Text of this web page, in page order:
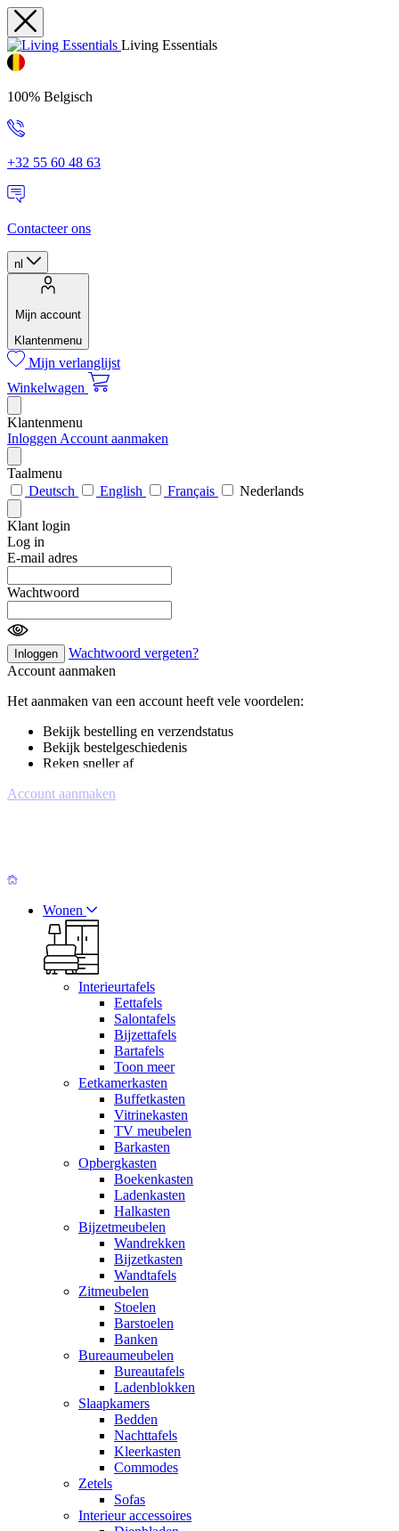
Living Essentials
100% Belgisch
+32 55 60 48 63
Contacteer ons
nl
Mijn account
Klantenmenu
Mijn verlanglijst
Winkelwagen
Klantenmenu
Inloggen Account aanmaken
Taalmenu
Deutsch
English Français Nederlands
Klant login
Log in
E-mail adres
Wachtwoord
Inloggen
Wachtwoord vergeten?
Account aanmaken
Het aanmaken van een account heeft vele voordelen:
Bekijk bestelling en verzendstatus
Bekijk bestelgeschiedenis
Reken sneller af
Account aanmaken
Wonen
Interieurtafels
Eettafels
Salontafels
Bijzettafels
Bartafels
Toon meer
Eetkamerkasten
Buffetkasten
Vitrinekasten
TV meubelen
Barkasten
Opbergkasten
Boekenkasten
Ladenkasten
Halkasten
Bijzetmeubelen
Wandrekken
Bijzetkasten
Wandtafels
Zitmeubelen
Stoelen
Barstoelen
Banken
Bureaumeubelen
Bureautafels
Ladenblokken
Slaapkamers
Bedden
Nachttafels
Kleerkasten
Commodes
Zetels
Sofas
Interieur accessoires